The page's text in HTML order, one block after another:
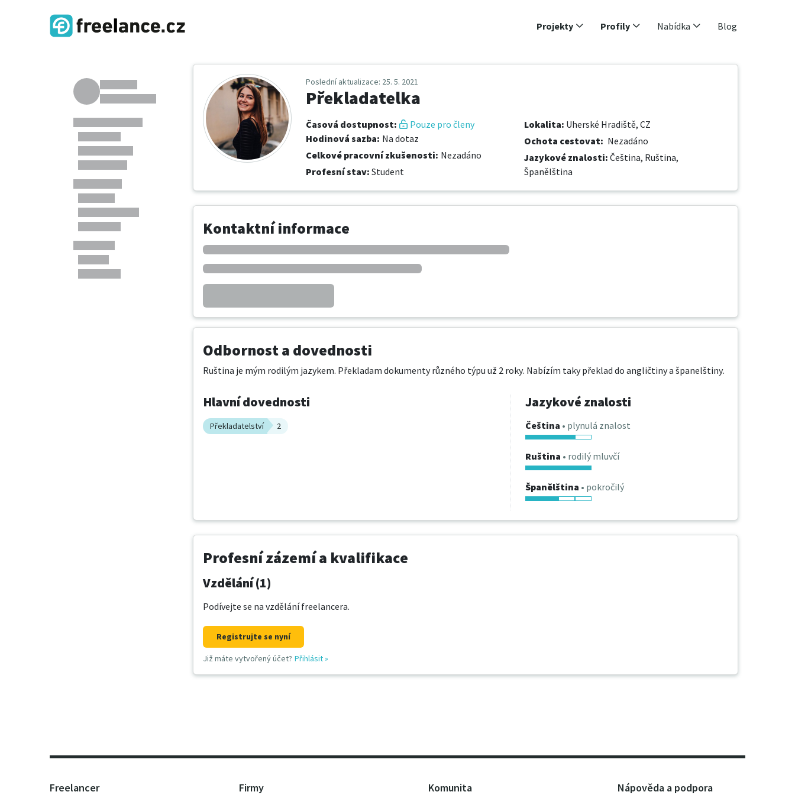
Projekty Profily Nabídka Blog
Poslední aktualizace: 25. 5. 2021
Překladatelka
Časová dostupnost:
Pouze pro členy
Hodinová sazba: Na dotaz
Celkové pracovní zkušenosti: Nezadáno
Profesní stav: Student
Lokalita: Uherské Hradiště, CZ
Ochota cestovat: Nezadáno
Jazykové znalosti: Čeština, Ruština,
Španělština
Kontaktní informace
Odbornost a dovednosti
Ruština je mým rodilým jazykem. Překladam dokumenty různého týpu už 2 roky. Nabízím taky překlad do angličtiny a španelštiny.
Hlavní dovednosti
Překladatelství 2
Jazykové znalosti
Čeština • plynulá znalost
Ruština • rodilý mluvčí
Španělština • pokročilý
Profesní zázemí a kvalifikace
Vzdělání (1)
Podívejte se na vzdělání freelancera.
Registrujte se nyní
Již máte vytvořený účet? Přihlásit»
Freelancer Firmy Komunita Nápověda a podpora